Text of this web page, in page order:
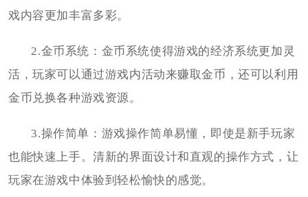
戏内容更加丰富多彩。
2.金币系统：金币系统使得游戏的经济系统更加灵
活，玩家可以通过游戏内活动来赚取金币，还可以利用
金币兑换各种游戏资源。
3.操作简单：游戏操作简单易懂，即使是新手玩家
也能快速上手。清新的界面设计和直观的操作方式，让
玩家在游戏中体验到轻松愉快的感觉。